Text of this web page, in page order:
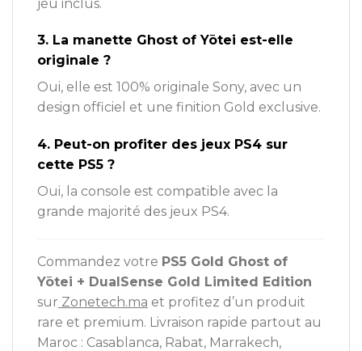
jeu inclus.
3. La manette Ghost of Yōtei est-elle
originale ?
Oui, elle est 100% originale Sony, avec un
design officiel et une finition Gold exclusive.
4. Peut-on profiter des jeux PS4 sur
cette PS5 ?
Oui, la console est compatible avec la
grande majorité des jeux PS4.
Commandez votre PS5 Gold Ghost of
Yōtei + DualSense Gold Limited Edition
sur Zonetech.ma et profitez d’un produit
rare et premium. Livraison rapide partout au
Maroc : Casablanca, Rabat, Marrakech,